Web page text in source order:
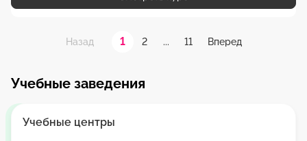
Назад 1 2 ... 11 Вперед
Учебные заведения
Учебные центры